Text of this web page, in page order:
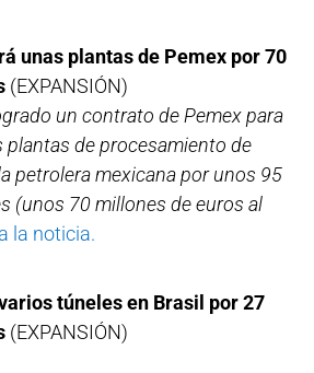
unas plantas de Pemex por 70
(EXPANSIÓN)
un contrato de Pemex para
plantas de procesamiento de
petrolera mexicana por unos 95
(unos 70 millones de euros al
la noticia.
túneles en Brasil por 27
(EXPANSIÓN)